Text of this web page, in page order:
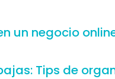
un negocio
Tips de